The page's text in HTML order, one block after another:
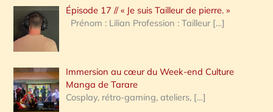
h
e
:
Épisode 17 // « Je suis Tailleur de pierre. »
Prénom : Lilian Profession : Tailleur […]
Immersion au cœur du Week-end Culture
Manga de Tarare
Cosplay, rétro-gaming, ateliers, […]